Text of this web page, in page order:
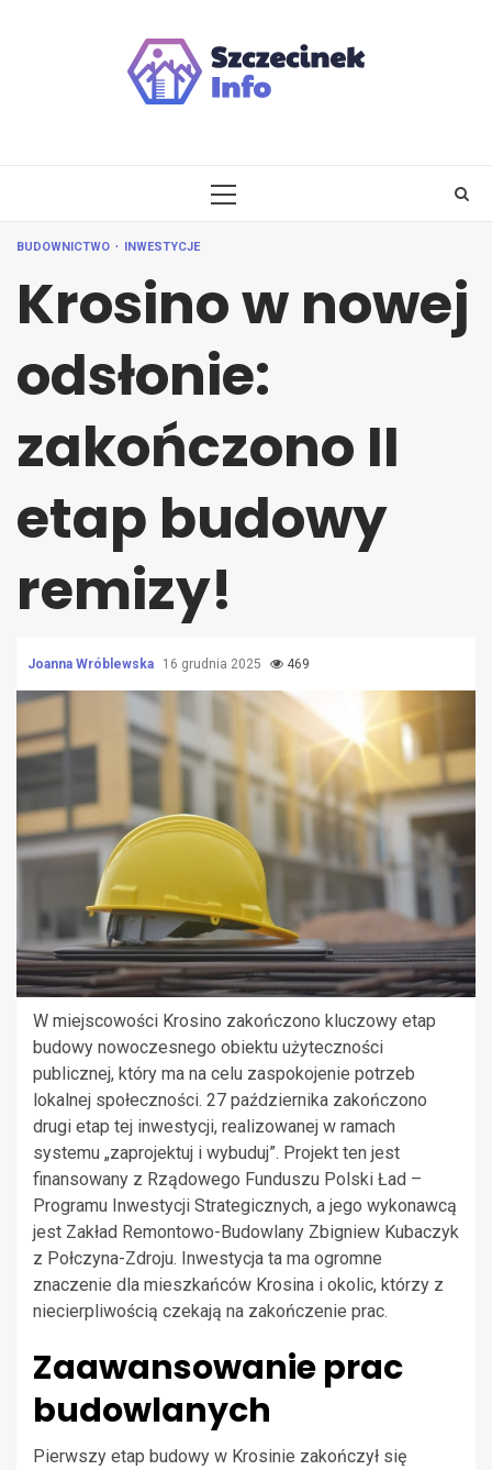
PRIMARY
BUDOWNICTWO INWESTYCJE
Krosino w nowej
odsłonie:
zakończono II
etap budowy
remizy!
Joanna Wróblewska 16 grudnia 2025 469
W miejscowości Krosino zakończono kluczowy etap
budowy nowoczesnego obiektu użyteczności
publicznej, który ma na celu zaspokojenie potrzeb
lokalnej społeczności. 27 października zakończono
drugi etap tej inwestycji, realizowanej w ramach
systemu „zaprojektuj i wybuduj”. Projekt ten jest
finansowany z Rządowego Funduszu Polski Ład –
Programu Inwestycji Strategicznych, a jego wykonawcą
jest Zakład Remontowo-Budowlany Zbigniew Kubaczyk
z Połczyna-Zdroju. Inwestycja ta ma ogromne
znaczenie dla mieszkańców Krosina i okolic, którzy z
niecierpliwością czekają na zakończenie prac.
Zaawansowanie prac
budowlanych
Pierwszy etap budowy w Krosinie zakończył się